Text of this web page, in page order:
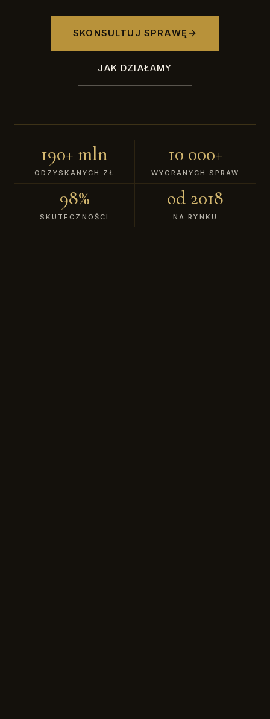
SKONSULTUJ SPRAWĘ
JAK DZIAŁAMY
190+ mln
ODZYSKANYCH ZŁ
10 000+
WYGRANYCH SPRAW
98%
SKUTECZNOŚCI
od 2018
NA RYNKU